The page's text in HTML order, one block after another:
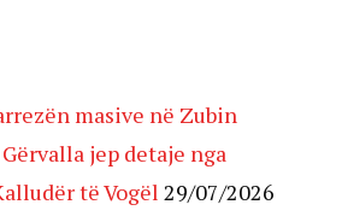
masive në Zubin
jep detaje nga
të Vogël 29/07/2026